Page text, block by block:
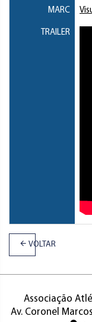
MARC
TRAILER
VOLTAR
Associação
Av. Coronel